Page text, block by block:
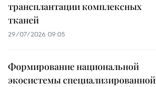
трансплантации комплексных
тканей
29/07/2026 09:05
Формирование национальной
экосистемы специализированной